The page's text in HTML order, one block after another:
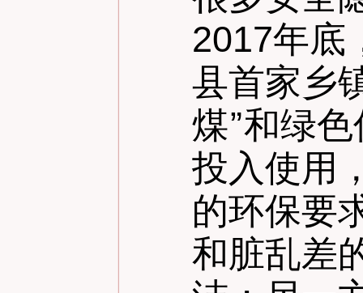
2017年底
县首家乡
煤”和绿
投入使用
的环保要
和脏乱差